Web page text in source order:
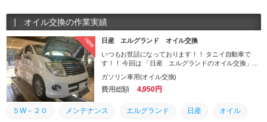
オイル交換の作業実績
new
日産 エルグランド オイル交換
いつもお世話になっております！！ タニイ自動車で
す！！ 今回は 「日産 エルグランドのオイル交換」の
ガソリン車用(オイル交換)
費用総額 4,950円
５W－２０ メンテナンス エルグランド 日産 オイル